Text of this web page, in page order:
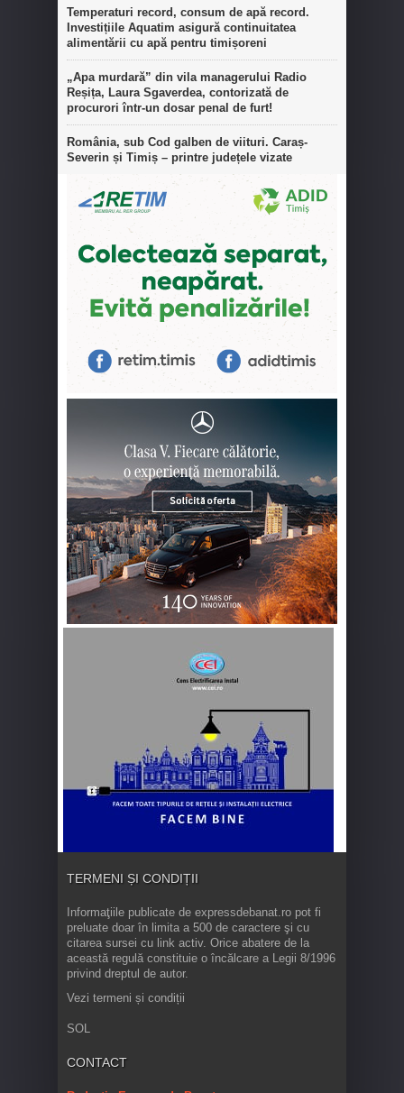
Temperaturi record, consum de apă record.
Investițiile Aquatim asigură continuitatea
alimentării cu apă pentru timișoreni
„Apa murdară” din vila managerului Radio
Reșița, Laura Sgaverdea, contorizată de
procurori într-un dosar penal de furt!
România, sub Cod galben de viituri. Caraș-
Severin și Timiș – printre județele vizate
TERMENI ȘI CONDIȚII
Informaţiile publicate de expressdebanat.ro pot fi
preluate doar în limita a 500 de caractere şi cu
citarea sursei cu link activ. Orice abatere de la
această regulă constituie o încălcare a Legii 8/1996
privind dreptul de autor.
Vezi termeni și condiții
SOL
CONTACT